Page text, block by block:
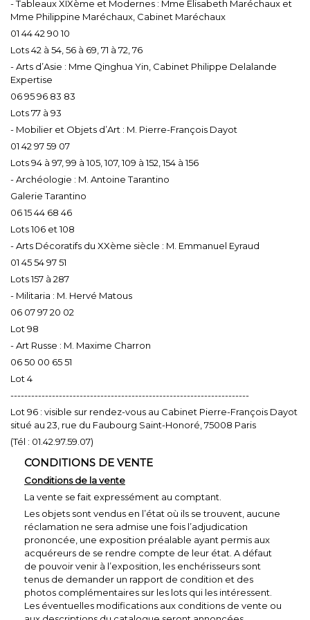
- Tableaux XIXème et Modernes : Mme Elisabeth Maréchaux et
Mme Philippine Maréchaux, Cabinet Maréchaux
01 44 42 90 10
Lots 42 à 54, 56 à 69, 71 à 72, 76
- Arts d’Asie : Mme Qinghua Yin, Cabinet Philippe Delalande
Expertise
06 95 96 83 83
Lots 77 à 93
- Mobilier et Objets d’Art : M. Pierre-François Dayot
01 42 97 59 07
Lots 94 à 97, 99 à 105, 107, 109 à 152, 154 à 156
- Archéologie : M. Antoine Tarantino
Galerie Tarantino
06 15 44 68 46
Lots 106 et 108
- Arts Décoratifs du XXème siècle : M. Emmanuel Eyraud
01 45 54 97 51
Lots 157 à 287
- Militaria : M. Hervé Matous
06 07 97 20 02
Lot 98
- Art Russe : M. Maxime Charron
06 50 00 65 51
Lot 4
---------------------------------------------------------------------
Lot 96 : visible sur rendez-vous au Cabinet Pierre-François Dayot
situé au 23, rue du Faubourg Saint-Honoré, 75008 Paris
(Tél : 01.42.97.59.07)
CONDITIONS DE VENTE
Conditions de la vente
La vente se fait expressément au comptant.
Les objets sont vendus en l’état où ils se trouvent, aucune
réclamation ne sera admise une fois l’adjudication
prononcée, une exposition préalable ayant permis aux
acquéreurs de se rendre compte de leur état. A défaut
de pouvoir venir à l’exposition, les enchérisseurs sont
tenus de demander un rapport de condition et des
photos complémentaires sur les lots qui les intéressent.
Les éventuelles modifications aux conditions de vente ou